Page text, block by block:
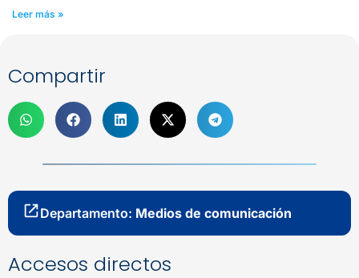
Leer más »
Compartir
Departamento: Medios de comunicación
Accesos directos